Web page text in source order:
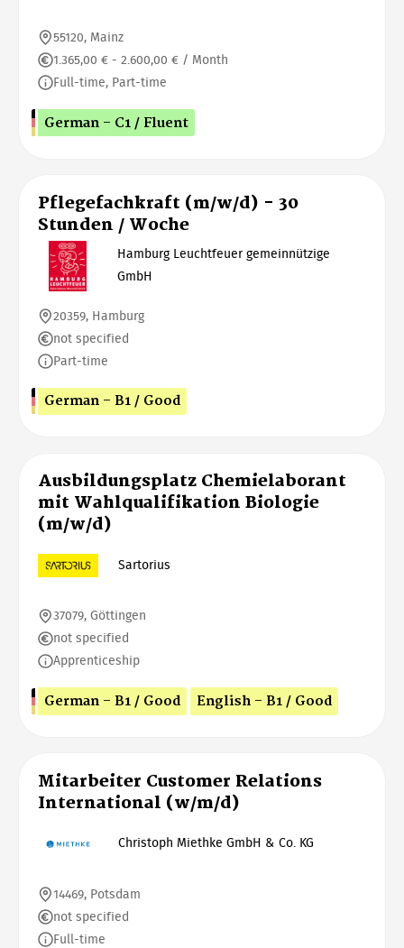
55120, Mainz
1.365,00 € - 2.600,00 € / Month
Full-time, Part-time
German - C1 / Fluent
Pflegefachkraft (m/w/d) - 30
Stunden / Woche
Hamburg Leuchtfeuer gemeinnützige
GmbH
20359, Hamburg
not specified
Part-time
German - B1 / Good
Ausbildungsplatz Chemielaborant
mit Wahlqualifikation Biologie
(m/w/d)
Sartorius
37079, Göttingen
not specified
Apprenticeship
German - B1 / Good English - B1 / Good
Mitarbeiter Customer Relations
International (w/m/d)
Christoph Miethke GmbH & Co. KG
14469, Potsdam
not specified
Full-time